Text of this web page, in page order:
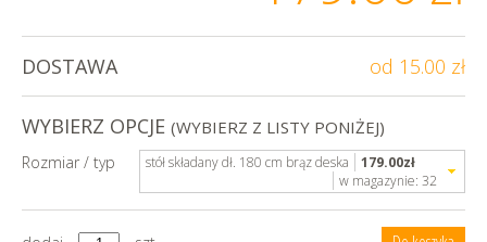
DOSTAWA od 15.00 zł
WYBIERZ OPCJE (WYBIERZ Z LISTY PONIŻEJ)
Rozmiar / typ stół składany dł. 180 cm brąz deska 179.00zł
w magazynie: 32